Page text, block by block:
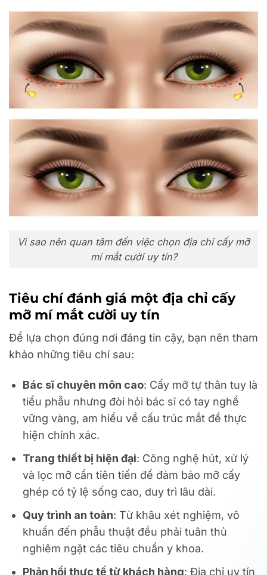
Vì sao nên quan tâm đến việc chọn địa chỉ cấy mỡ
mí mắt cười uy tín?
Tiêu chí đánh giá một địa chỉ cấy
mỡ mí mắt cười uy tín
Để lựa chọn đúng nơi đáng tin cậy, bạn nên tham
khảo những tiêu chí sau:
Bác sĩ chuyên môn cao: Cấy mỡ tự thân tuy là
tiểu phẫu nhưng đòi hỏi bác sĩ có tay nghề
vững vàng, am hiểu về cấu trúc mắt để thực
hiện chính xác.
Trang thiết bị hiện đại: Công nghệ hút, xử lý
và lọc mỡ cần tiên tiến để đảm bảo mỡ cấy
ghép có tỷ lệ sống cao, duy trì lâu dài.
Quy trình an toàn: Từ khâu xét nghiệm, vô
khuẩn đến phẫu thuật đều phải tuân thủ
nghiêm ngặt các tiêu chuẩn y khoa.
Phản hồi thực tế từ khách hàng: Địa chỉ uy tín